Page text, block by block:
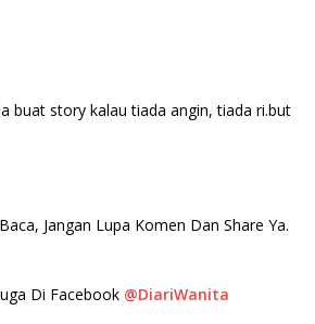
buat story kalau tiada angin, tiada ri.but
Jangan Lupa Komen Dan Share Ya.
Di Facebook @DiariWanita